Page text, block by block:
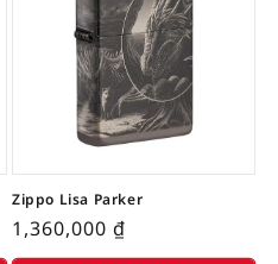
Zippo Lisa Parker
1,360,000 ₫